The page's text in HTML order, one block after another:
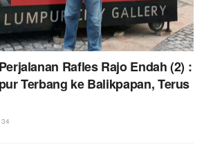
Rafles Rajo Endah (2) :
Terbang ke Balikpapan, Terus